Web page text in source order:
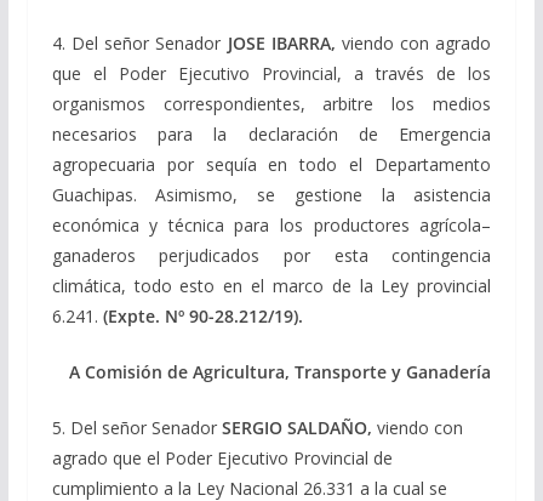
4. Del señor Senador JOSE IBARRA, viendo con agrado
que el Poder Ejecutivo Provincial, a través de los
organismos correspondientes, arbitre los medios
necesarios para la declaración de Emergencia
agropecuaria por sequía en todo el Departamento
Guachipas. Asimismo, se gestione la asistencia
económica y técnica para los productores agrícola–
ganaderos perjudicados por esta contingencia
climática, todo esto en el marco de la Ley provincial
6.241. (Expte. Nº 90-28.212/19).
A Comisión de Agricultura, Transporte y Ganadería
5. Del señor SenadorSERGIO SALDAÑO, viendo con
agrado que el Poder Ejecutivo Provincial de
cumplimiento a la Ley Nacional 26.331 a la cual se